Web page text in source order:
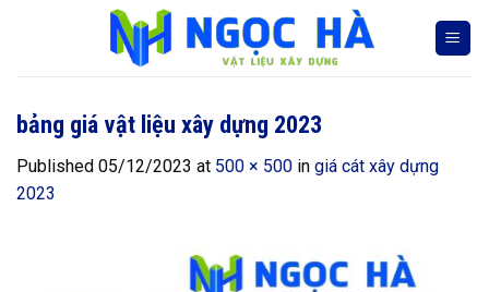
bảng giá vật liệu xây dựng 2023
Published 05/12/2023 at 500 × 500 in giá cát xây dựng
2023